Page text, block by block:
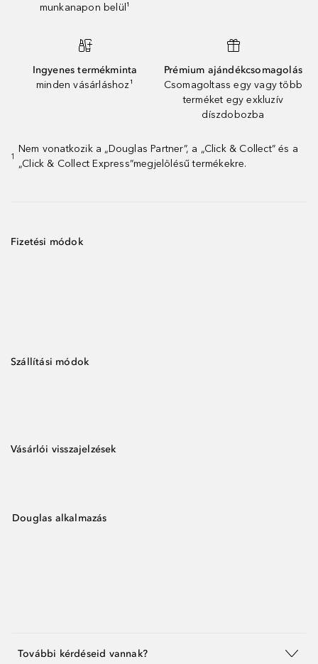
munkanapon belül¹
Ingyenes termékminta
minden vásárláshoz¹
Prémium ajándékcsomagolás
Csomagoltass egy vagy több
terméket egy exkluzív
díszdobozba
1
Nem vonatkozik a „Douglas Partner”, a „Click & Collect” és a
„Click & Collect Express”megjelölésű termékekre.
Fizetési módok
Szállítási módok
Vásárlói visszajelzések
Douglas alkalmazás
További kérdéseid vannak?